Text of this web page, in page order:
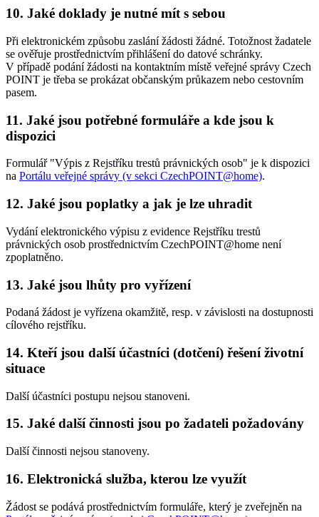
10. Jaké doklady je nutné mít s sebou
Při elektronickém způsobu zaslání žádosti žádné. Totožnost žadatele
se ověřuje prostřednictvím přihlášení do datové schránky.
V případě podání žádosti na kontaktním místě veřejné správy Czech
POINT je třeba se prokázat občanským průkazem nebo cestovním
pasem.
11. Jaké jsou potřebné formuláře a kde jsou k
dispozici
Formulář "Výpis z Rejstříku trestů právnických osob" je k dispozici
na Portálu veřejné správy (v sekci CzechPOINT@home).
12. Jaké jsou poplatky a jak je lze uhradit
Vydání elektronického výpisu z evidence Rejstříku trestů
právnických osob prostřednictvím CzechPOINT@home není
zpoplatněno.
13. Jaké jsou lhůty pro vyřízení
Podaná žádost je vyřízena okamžitě, resp. v závislosti na dostupnosti
cílového rejstříku.
14. Kteří jsou další účastníci (dotčení) řešení životní
situace
Další účastníci postupu nejsou stanoveni.
15. Jaké další činnosti jsou po žadateli požadovány
Další činnosti nejsou stanoveny.
16. Elektronická služba, kterou lze využít
Žádost se podává prostřednictvím formuláře, který je zveřejněn na